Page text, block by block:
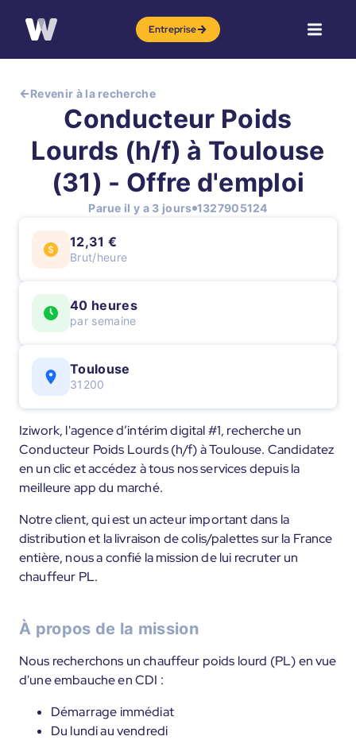
Entreprise
Revenir à la recherche
Conducteur Poids
Lourds (h/f) à Toulouse
(31) - Offre d'emploi
Parue il y a 3 jours 1327905124
12,31 €
Brut/heure
40 heures
par semaine
Toulouse
31200
Iziwork, l'agence d’intérim digital #1, recherche un
Conducteur Poids Lourds (h/f) à Toulouse. Candidatez
en un clic et accédez à tous nos services depuis la
meilleure app du marché.
Notre client, qui est un acteur important dans la
distribution et la livraison de colis/palettes sur la France
entière, nous a confié la mission de lui recruter un
chauffeur PL.
À propos de la mission
Nous recherchons un chauffeur poids lourd (PL) en vue
d'une embauche en CDI :
Démarrage immédiat
Du lundi au vendredi